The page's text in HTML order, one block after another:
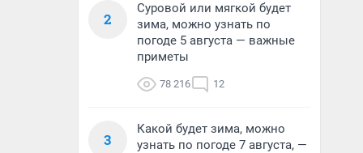
2
Суровой или мягкой будет
зима, можно узнать по
погоде 5 августа — важные
приметы
78 216 12
3
Какой будет зима, можно
узнать по погоде 7 августа, —